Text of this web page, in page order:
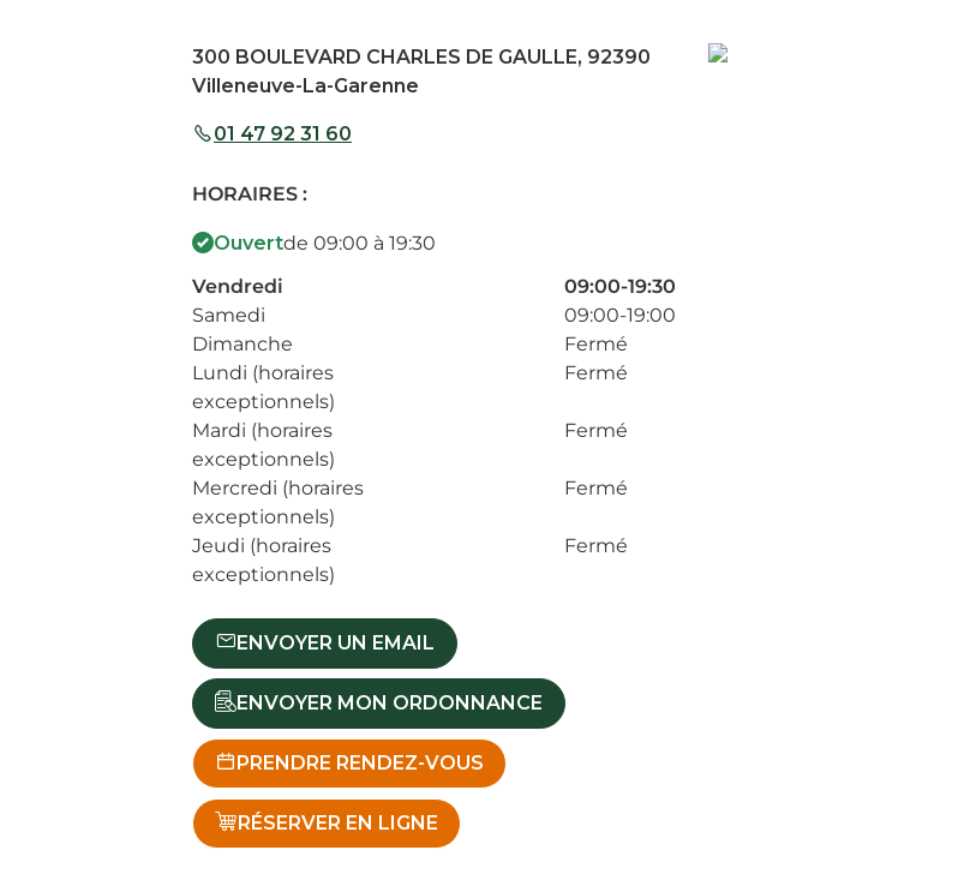
300 BOULEVARD CHARLES DE GAULLE, 92390
Villeneuve-La-Garenne
01 47 92 31 60
HORAIRES :
Ouvertde 09:00 à 19:30
Vendredi
09:00-19:30
Samedi
09:00-19:00
Dimanche
Fermé
Lundi (horaires
exceptionnels)
Fermé
Mardi (horaires
exceptionnels)
Fermé
Mercredi (horaires
exceptionnels)
Fermé
Jeudi (horaires
exceptionnels)
Fermé
ENVOYER UN EMAIL
ENVOYER MON ORDONNANCE
PRENDRE RENDEZ-VOUS
RÉSERVER EN LIGNE